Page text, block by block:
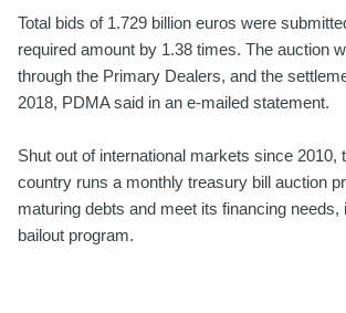
Total bids of 1.729 billion euros were
required amount by 1.38 times. The auction
through the Primary Dealers, and the
2018, PDMA said in an e-mailed statement.
Shut out of international markets since 2010,
country runs a monthly treasury bill auction
maturing debts and meet its financing needs,
bailout program.